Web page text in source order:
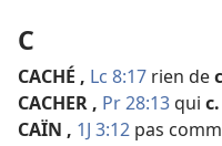
C
CACHÉ , Lc 8:17 rien de
CACHER , Pr 28:13qui c.
CAÏN , 1J 3:12 pas